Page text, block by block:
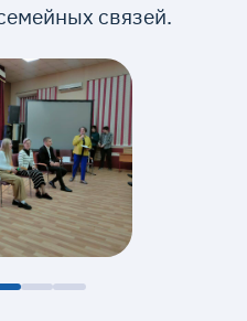
связей.